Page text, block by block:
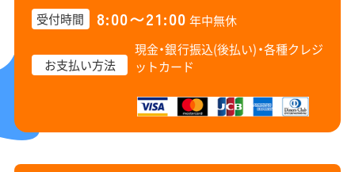
受付時間 8:00〜21:00 年中無休
お支払い方法
現金・銀行振込(後払い)・各種クレジ
ットカード